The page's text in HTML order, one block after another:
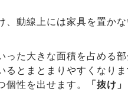
、動線上には家具を置か
った大きな面積を占める
るとまとまりやすくなり
性を出せます。
「抜け